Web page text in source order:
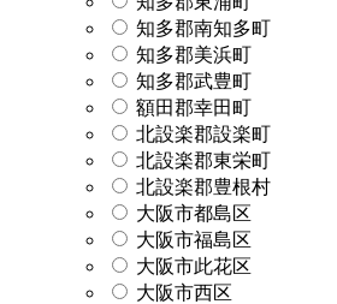
知多郡南知多町
知多郡美浜町
知多郡武豊町
額田郡幸田町
北設楽郡設楽町
北設楽郡東栄町
北設楽郡豊根村
大阪市都島区
大阪市福島区
大阪市此花区
大阪市西区